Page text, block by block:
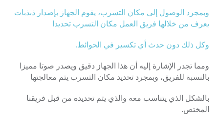
وبمجرد الوصول إلى مكان التسرب، يقوم الجهاز بإصدار ذبذبات
يعرف من خلالها فريق العمل مكان التسرب تحديدا
وكل ذلك دون حدث أي تكسير في الحوائط.
ومما تجدر الإشارة إليه أن هذا الجهاز دقيق ويصدر صوتا مميزا
بالنسبة للفريق، وبمجرد تحديد مكان التسرب يتم معالجتها
بالشكل الذي يتناسب معه والذي يتم تحديده من قبل فريقنا
المختص.